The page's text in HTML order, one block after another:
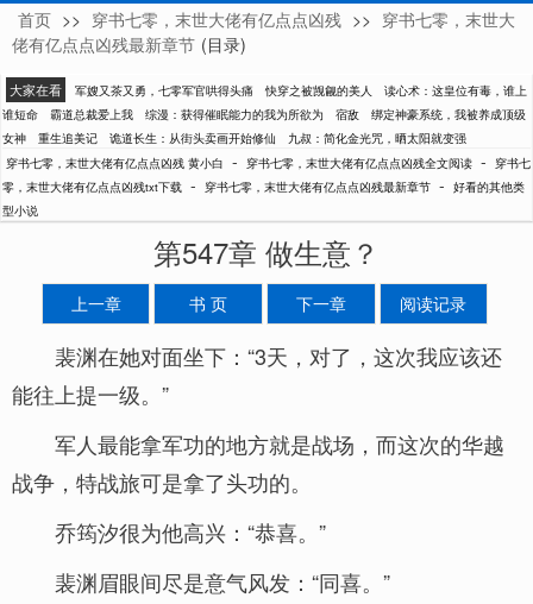
黄小白
首页 >> 穿书七零，末世大佬有亿点点凶残 >> 穿书七零，末世大
佬有亿点点凶残最新章节 (目录)
大家在看 军嫂又茶又勇，七零军官哄得头痛 快穿之被觊觎的美人
读心术：这皇位有毒，谁上
谁短命
霸道总裁爱上我 综漫：获得催眠能力的我为所欲为 宿敌
绑定神豪系统，我被养成顶级
女神
重生追美记 诡道长生：从街头卖画开始修仙
九叔：简化金光咒，晒太阳就变强
穿书七零，末世大佬有亿点点凶残 黄小白 - 穿书七零，末世大佬有亿点点凶残全文阅读 -
穿书七
零，末世大佬有亿点点凶残txt下载 - 穿书七零，末世大佬有亿点点凶残最新章节 - 好看的其他类
型小说
第547章 做生意？
上一章 书 页 下一章 阅读记录
裴渊在她对面坐下：“3天，对了，这次我应该还
能往上提一级。”
军人最能拿军功的地方就是战场，而这次的华越
战争，特战旅可是拿了头功的。
乔筠汐很为他高兴：“恭喜。”
裴渊眉眼间尽是意气风发：“同喜。”